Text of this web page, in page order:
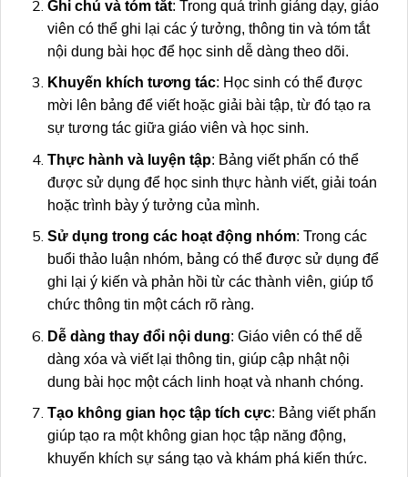
Ghi chú và tóm tắt: Trong quá trình giảng dạy, giáo
viên có thể ghi lại các ý tưởng, thông tin và tóm tắt
nội dung bài học để học sinh dễ dàng theo dõi.
Khuyến khích tương tác: Học sinh có thể được
mời lên bảng để viết hoặc giải bài tập, từ đó tạo ra
sự tương tác giữa giáo viên và học sinh.
Thực hành và luyện tập: Bảng viết phấn có thể
được sử dụng để học sinh thực hành viết, giải toán
hoặc trình bày ý tưởng của mình.
Sử dụng trong các hoạt động nhóm: Trong các
buổi thảo luận nhóm, bảng có thể được sử dụng để
ghi lại ý kiến và phản hồi từ các thành viên, giúp tổ
chức thông tin một cách rõ ràng.
Dễ dàng thay đổi nội dung: Giáo viên có thể dễ
dàng xóa và viết lại thông tin, giúp cập nhật nội
dung bài học một cách linh hoạt và nhanh chóng.
Tạo không gian học tập tích cực: Bảng viết phấn
giúp tạo ra một không gian học tập năng động,
khuyến khích sự sáng tạo và khám phá kiến thức.